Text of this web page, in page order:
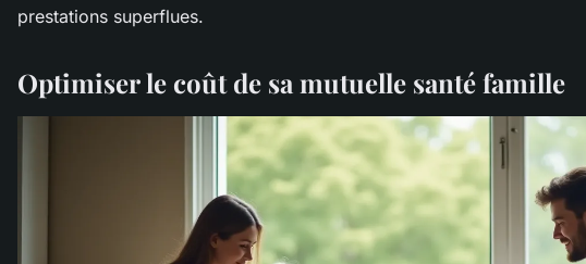
prestations superflues.
Optimiser le coût de sa mutuelle santé famille